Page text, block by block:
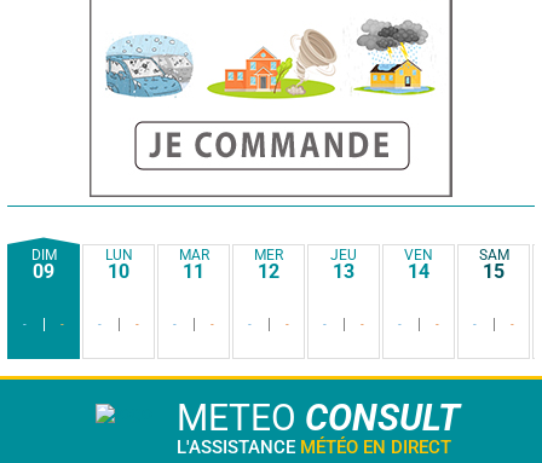
DIM
09
- -
LUN
10
- -
MAR
11
- -
MER
12
- -
JEU
13
- -
VEN
14
- -
SAM
15
- -
METEO CONSULT
L'ASSISTANCE MÉTÉO EN DIRECT